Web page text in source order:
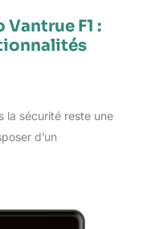
F1 :
la sécurité reste une
d’un